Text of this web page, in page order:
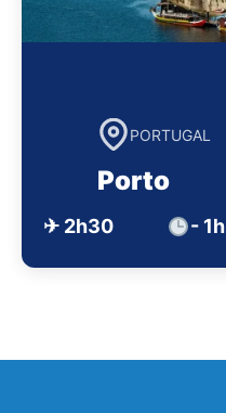
PORTUGAL
Porto
✈ 2h30 - 1h